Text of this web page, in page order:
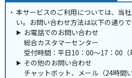
本サービスのご利用については、当
い。お問い合わせ方法は以下の通りで
お電話でのお問い合わせ
総合カスタマーセンター
受付時間：平日10：00～17：00（
その他のお問い合わせ
チャットボット、メール（24時間